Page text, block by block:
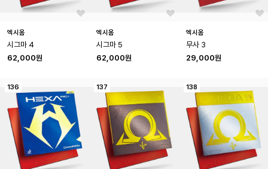
엑시옴
시그마 4
62,000원
엑시옴
시그마 5
62,000원
엑시옴
무사 3
29,000원
136 137 138